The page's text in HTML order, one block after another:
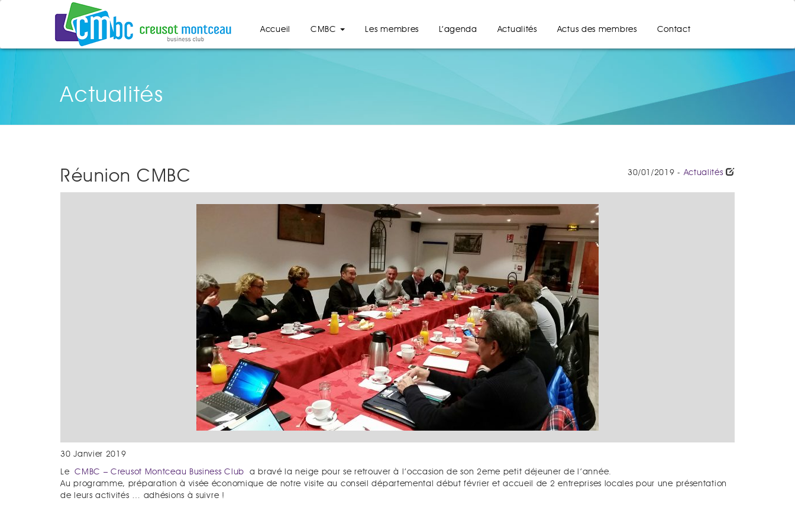
Accueil CMBC Les membres L’agenda Actualités Actus des membres Contact
Actualités
30/01/2019 -Actualités
Réunion CMBC
30 Janvier 2019
LeCMBC – Creusot Montceau Business Club a bravé la neige pour se retrouver à l’occasion de son 2eme petit déjeuner de l’année.
Au programme, préparation à visée économique de notre visite au conseil départemental début février et accueil de 2 entreprises locales pour une présentation
de leurs activités … adhésions à suivre !